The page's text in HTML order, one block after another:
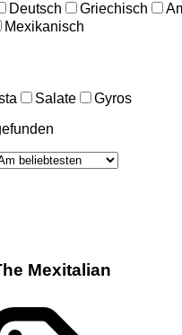
Deutsch Griechisch
Mexikanisch
Salate
Gyros
Mexitalian